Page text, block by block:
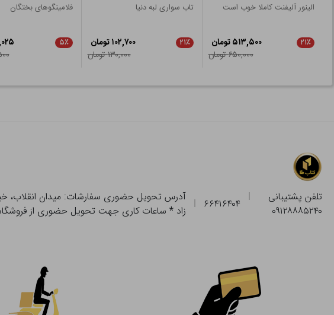
الینور آلیفنت کاملا خوب است
۲۱٪
۵۱۳,۵۰۰ تومان
۶۵۰,۰۰۰ تومان
تاب سواری لبه دنیا
۲۱٪
۱۰۲,۷۰۰ تومان
۱۳۰,۰۰۰ تومان
فلامینگوهای بختگان
۵٪
تلفن پشتیبانی
۰۹۱۲۸۸۸۵۲۴۰
۶۶۴۱۶۴۰۴
زاد * ساعات کاری جهت تحویل حضوری از فروشگاه و ارسال با پیک